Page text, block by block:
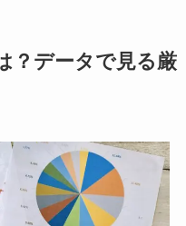
？データで見る厳